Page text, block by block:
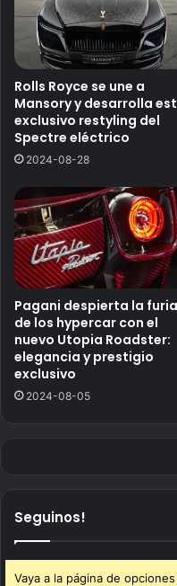
Rolls Royce se une a
Mansory y desarrolla
exclusivo restyling del
Spectre eléctrico
2024-08-28
Pagani despierta la furia
de los hypercar con el
nuevo Utopia Roadster:
elegancia y prestigio
exclusivo
2024-08-05
Seguinos!
Vaya a la página de